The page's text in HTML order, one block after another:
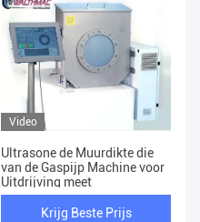
Video
Ultrasone de Muurdikte die
van de Gaspijp Machine voor
Uitdrijving meet
Krijg Beste Prijs